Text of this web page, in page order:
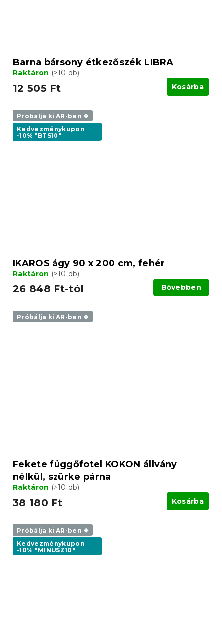
Barna bársony étkezőszék LIBRA
Raktáron (>10 db)
12 505 Ft Kosárba
Próbálja ki AR-ben ❖
Kedvezménykupon
-10% "BTS10"
IKAROS ágy 90 x 200 cm, fehér
Raktáron (>10 db)
26 848 Ft-tól Bővebben
Próbálja ki AR-ben ❖
Fekete függőfotel KOKON állvány
nélkül, szürke párna
Raktáron (>10 db)
38 180 Ft Kosárba
Próbálja ki AR-ben ❖
Kedvezménykupon
-10% "MINUSZ10"